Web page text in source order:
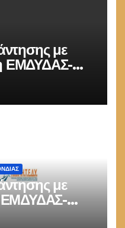
με
ΕΜΔΥΔΑΣ-
με
ΕΜΔΥΔΑΣ-